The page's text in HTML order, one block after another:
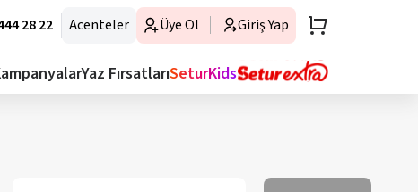
28 22 Acenteler Üye Ol Giriş Yap
Yaz FırsatlarıSeturKids